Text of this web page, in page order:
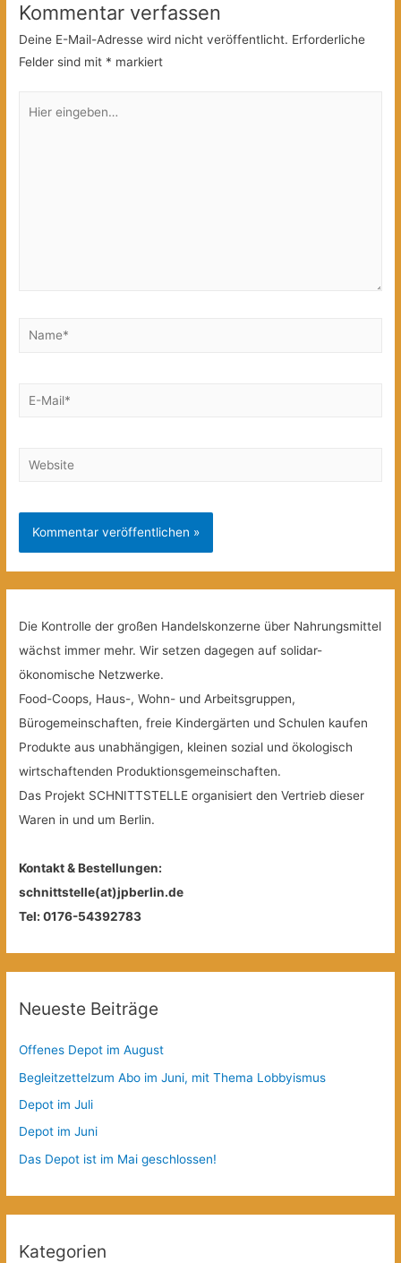
Kommentar verfassen
Deine E-Mail-Adresse wird nicht veröffentlicht. Erforderliche
Felder sind mit * markiert
eingeben…
Name*
E-
Website
Die Kontrolle der großen Handelskonzerne über Nahrungsmittel
wächst immer mehr. Wir setzen dagegen auf solidar-
ökonomische Netzwerke.
Food-Coops, Haus-, Wohn- und Arbeitsgruppen,
Bürogemeinschaften, freie Kindergärten und Schulen kaufen
Produkte aus unabhängigen, kleinen sozial und ökologisch
wirtschaftenden Produktionsgemeinschaften.
Das Projekt SCHNITTSTELLE organisiert den Vertrieb dieser
Waren in und um Berlin.
Kontakt & Bestellungen:
schnittstelle(at)jpberlin.de
Tel: 0176-54392783
Neueste Beiträge
Offenes Depot im August
Begleitzettelzum Abo im Juni, mit Thema Lobbyismus
Depot im Juli
Depot im Juni
Das Depot ist im Mai geschlossen!
Kategorien